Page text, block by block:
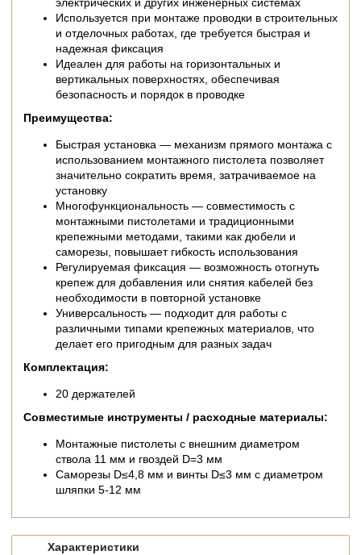
Используется при монтаже проводки в строительных
и отделочных работах, где требуется быстрая и
надежная фиксация
Идеален для работы на горизонтальных и
вертикальных поверхностях, обеспечивая
безопасность и порядок в проводке
Преимущества:
Быстрая установка — механизм прямого монтажа с
использованием монтажного пистолета позволяет
значительно сократить время, затрачиваемое на
установку
Многофункциональность — совместимость с
монтажными пистолетами и традиционными
крепежными методами, такими как дюбели и
саморезы, повышает гибкость использования
Регулируемая фиксация — возможность отогнуть
крепеж для добавления или снятия кабелей без
необходимости в повторной установке
Универсальность — подходит для работы с
различными типами крепежных материалов, что
делает его пригодным для разных задач
Комплектация:
20 держателей
Совместимые инструменты / расходные материалы:
Монтажные пистолеты с внешним диаметром
ствола 11 мм и гвоздей D=3 мм
Саморезы D≤4,8 мм и винты D≤3 мм с диаметром
шляпки 5-12 мм
Характеристики